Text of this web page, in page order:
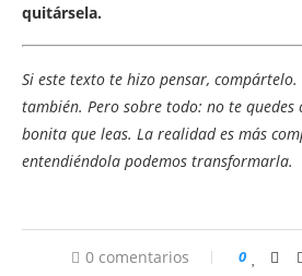
quitársela.
Si este texto te hizo pensar,
también. Pero sobre todo: no te
bonita que leas. La realidad es más
entendiéndola podemos transformarla.
0 comentarios 0